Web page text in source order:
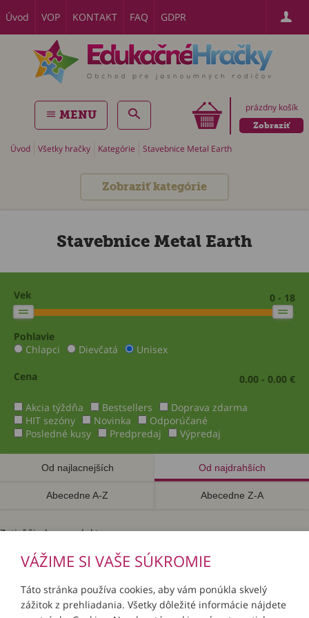
Úvod VOP KONTAKT FAQ GDPR
prázdny košík
Zobraziť
MENU
Úvod Všetky hračky Kategórie Stavebnice Metal Earth
Zobraziť kategórie
Stavebnice Metal Earth
Vek 0 - 18
Pohlavie
Chlapci
Dievčatá Unisex
Cena 0.00 - 0.00 €
Akcia týždňa Bestsellers
Doprava zdarma
HIT sezóny
Novinka
Odporúčané
Posledné kusy
Predpredaj Výpredaj
Od najlacnejších Od najdrahších
Abecedne A-Z Abecedne Z-A
Zatiaľ žiadne produkty.
INFORMÁCIE
VÁŽIME SI VAŠE SÚKROMIE
Táto stránka používa cookies, aby vám ponúkla skvelý
zážitok z prehliadania. Všetky dôležité informácie nájdete